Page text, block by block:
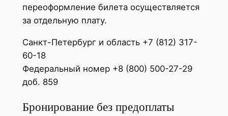
переоформление билета осуществляется
за отдельную плату.
Санкт-Петербург и область +7 (812) 317-
60-18
Федеральный номер +8 (800) 500-27-29
доб. 859
Бронирование без предоплаты